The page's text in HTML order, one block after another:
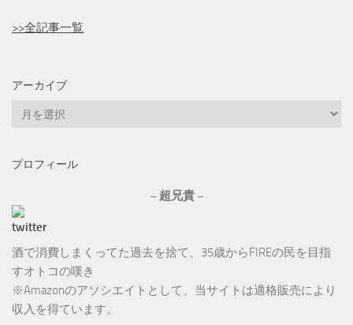
>>全記事一覧
アーカイブ
イ
プロフィール
– 超兄貴 –
酒で消費しまくってた過去を捨て、35歳からFIREの民を目指
すオトコの嘆き
※Amazonのアソシエイトとして、当サイトは適格販売により
収入を得ています。